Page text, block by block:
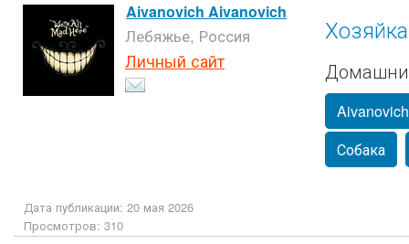
Aivanovich Aivanovich
Лебяжье, Россия
Личный сайт
Aivanovich
Собака
Дата публикации: 20 мая 2026
Просмотров: 310